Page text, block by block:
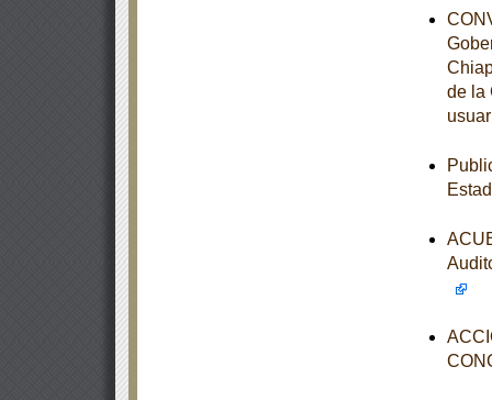
de la